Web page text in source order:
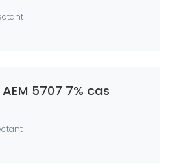
5707 7% cas